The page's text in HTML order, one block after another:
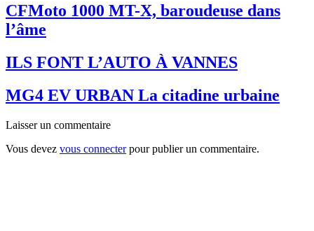
CFMoto 1000 MT-X, baroudeuse dans
l’âme
ILS FONT L’AUTO À VANNES
MG4 EV URBAN La citadine urbaine
Laisser un commentaire
Vous devez vous connecterpour publier un commentaire.